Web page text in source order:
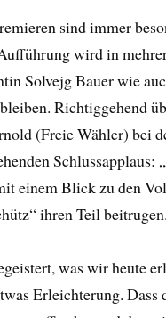
sind immer
wird in
Solvejg Bauer wie
Richtiggehend
(Freie Wähler) bei
einem Blick zu den
ihren Teil
was wir heute
Erleichterung.